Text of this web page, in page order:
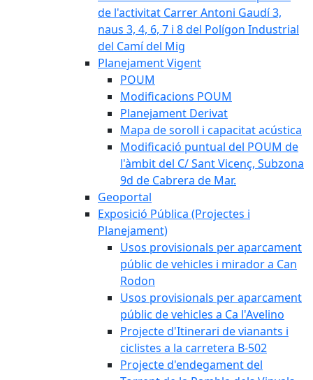
de l'activitat Carrer Antoni Gaudí 3,
naus 3, 4, 6, 7 i 8 del Polígon Industrial
del Camí del Mig
Planejament Vigent
POUM
Modificacions POUM
Planejament Derivat
Mapa de soroll i capacitat acústica
Modificació puntual del POUM de
l'àmbit del C/ Sant Vicenç, Subzona
9d de Cabrera de Mar.
Geoportal
Exposició Pública (Projectes i
Planejament)
Usos provisionals per aparcament
públic de vehicles i mirador a Can
Rodon
Usos provisionals per aparcament
públic de vehicles a Ca l'Avelino
Projecte d'Itinerari de vianants i
ciclistes a la carretera B-502
Projecte d'endegament del